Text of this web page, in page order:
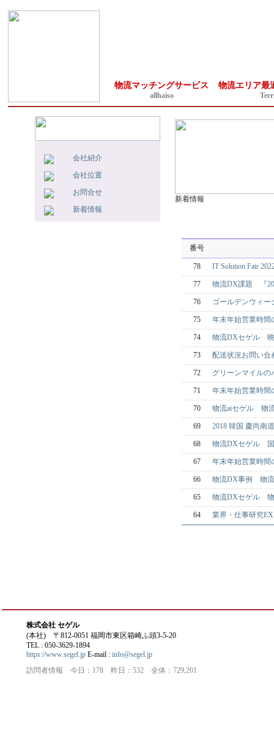
物流マッチングサービス
allhaiso
物流エリア最
会社紹介
会社位置
お問合せ
新着情報
新着情報
番号
78 IT Solution Fair
77 物流DX課題 『
76 ゴールデンウィー
75 年末年始営業時間
74 物流DXセゲル 映
73 配送状況お問い合
72 グリーンマイル
71 年末年始営業時間
70 物流aiセゲル 物
69 2018 韓国 慶尚南
68 物流DXセゲル 国
67 年末年始営業時間
66 物流DX事例 物流
65 物流DXセゲル 物
64 業界・仕事研究
株式会社 セゲル
(本社) 〒812-0051 福岡市東区箱崎ふ頭3-5-20
TEL : 050-3629-1894
https://www.segel.jp E-mail : info@segel.jp
訪問者情報 今日：178 昨日：532 全体：729,201